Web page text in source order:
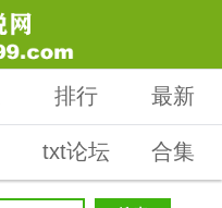
排行 最新
txt论坛 合集